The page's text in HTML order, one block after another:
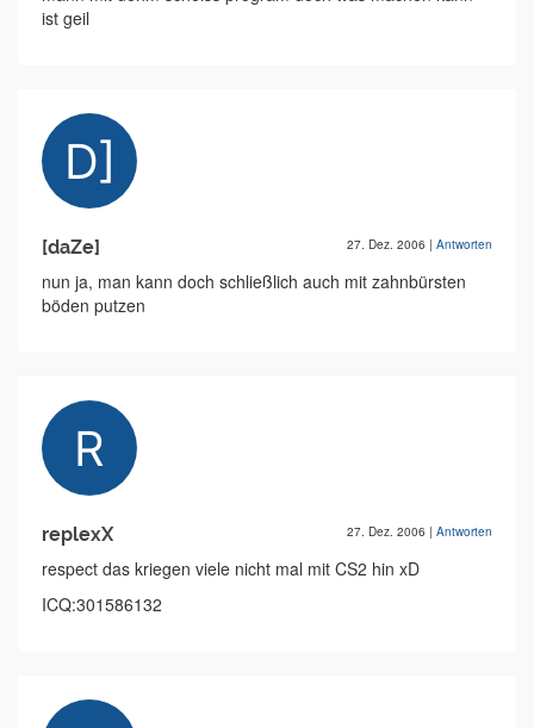
ist geil
[daZe] 27. Dez. 2006 | Antworten
nun ja, man kann doch schließlich auch mit zahnbürsten
böden putzen
replexX 27. Dez. 2006 | Antworten
respect das kriegen viele nicht mal mit CS2 hin xD
ICQ:301586132